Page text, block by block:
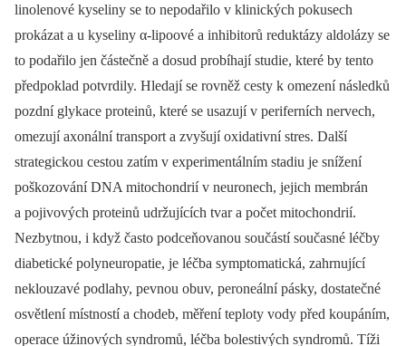
linolenové kyseliny se to nepodařilo v klinických pokusech
prokázat a u kyseliny α-lipoové a inhibitorů reduktázy aldolázy se
to podařilo jen částečně a dosud probíhají studie, které by tento
předpoklad potvrdily. Hledají se rovněž cesty k omezení následků
pozdní glykace proteinů, které se usazují v periferních nervech,
omezují axonální transport a zvyšují oxidativní stres. Další
strategickou cestou zatím v experimentálním stadiu je snížení
poškozování DNA mitochondrií v neuronech, jejich membrán
a pojivových proteinů udržujících tvar a počet mitochondrií.
Nezbytnou, i když často podceňovanou součástí současné léčby
diabetické polyneuropatie, je léčba symptomatická, zahrnující
neklouzavé podlahy, pevnou obuv, peroneální pásky, dostatečné
osvětlení místností a chodeb, měření teploty vody před koupáním,
operace úžinových syndromů, léčba bolestivých syndromů. Tíži